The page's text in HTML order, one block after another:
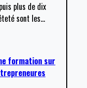
plus de dix
sont les…
formation sur